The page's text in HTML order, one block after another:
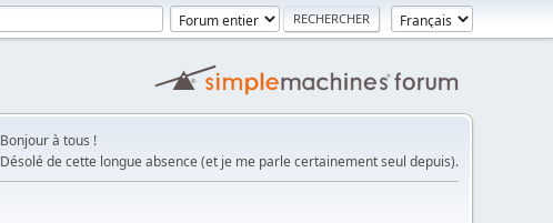
Bonjour à tous !
Désolé de cette longue absence (et je me parle certainement seul depuis).